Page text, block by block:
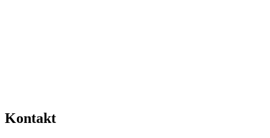
Kontakt